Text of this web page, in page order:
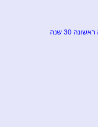
טובה ומירי וכל מי שביקש המשך לסיפור"אהבה ראשונה 30 שנה